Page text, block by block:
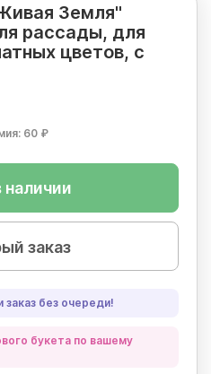
Земля"
рассады, для
цветов, с
60 ₽
наличии
заказ
заказ без очереди!
букета по вашему